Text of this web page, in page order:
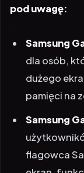
pod uwagę:
Samsung
dla osób,
dużego
pamięci na
Samsung
flagowca